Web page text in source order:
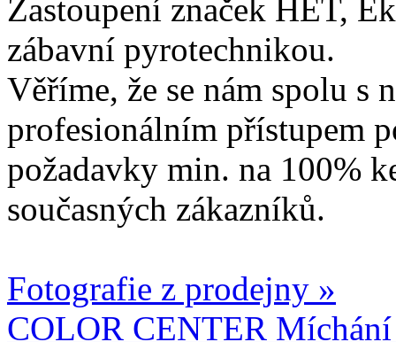
Zastoupení značek HET,
zábavní pyrotechnikou.
Věříme, že se nám spolu s
profesionálním přístupem
požadavky min. na 100%
současných zákazníků.
Fotografie z prodejny »
COLOR CENTER